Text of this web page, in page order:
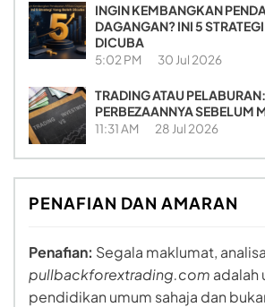
INGIN KEMBANGKAN
DAGANGAN? INI 5
DICUBA
5:02 PM 30 Jul 2026
TRADING ATAU
PERBEZAANNYA SEBELUM
11:31 AM 28 Jul 2026
PENAFIAN DAN AMARAN
Penafian: Segala maklumat,
pullbackforextrading.com adalah
pendidikan umum sahaja dan